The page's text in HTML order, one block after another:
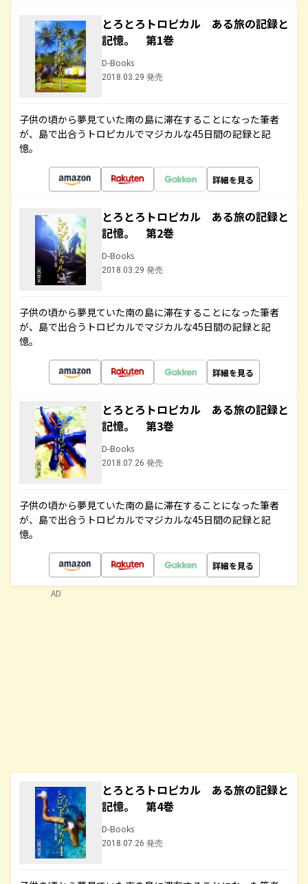
とろとろトロピカル ある旅の記録と
記憶。 第1巻
D-Books
2018.03.29 発売
子供の頃から夢見ていた南の島に滞在することになった筆者
が、島で出合うトロピカルでマジカルな45日間の記録と記
憶。
詳細を見る
とろとろトロピカル ある旅の記録と
記憶。 第2巻
D-Books
2018.03.29 発売
子供の頃から夢見ていた南の島に滞在することになった筆者
が、島で出合うトロピカルでマジカルな45日間の記録と記
憶。
詳細を見る
とろとろトロピカル ある旅の記録と
記憶。 第3巻
D-Books
2018.07.26 発売
子供の頃から夢見ていた南の島に滞在することになった筆者
が、島で出合うトロピカルでマジカルな45日間の記録と記
憶。
詳細を見る
とろとろトロピカル ある旅の記録と
記憶。 第4巻
D-Books
2018.07.26 発売
AD